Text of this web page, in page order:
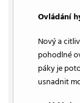
Ovládání
Nový a
pohodlné
páky je
usnadnit